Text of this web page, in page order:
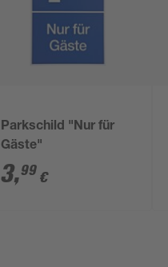
Parkschild "Nur für
Gäste"
3,99 €